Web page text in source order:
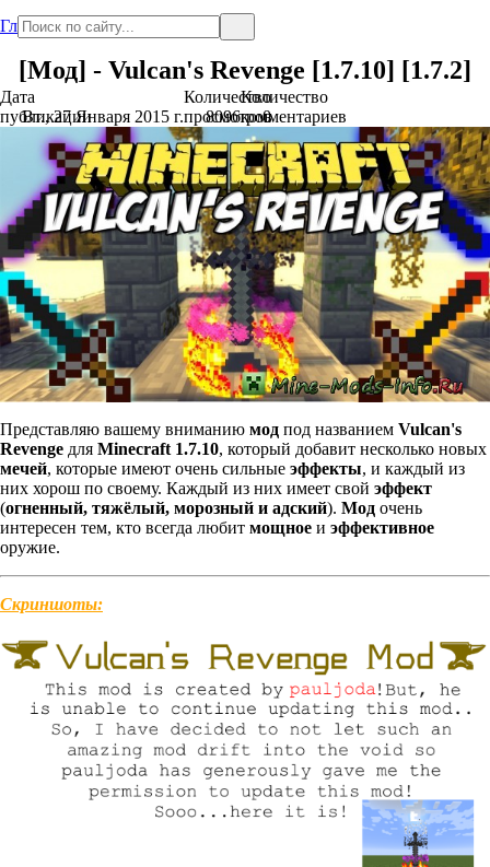
Главная
[Мод] - Vulcan's Revenge [1.7.10] [1.7.2]
Дата
публикации
Вт., 27 Января 2015 г.
Количество
просмотров
8096
Количество
комментариев
0
Представляю вашему вниманию мод под названием Vulcan's
Revenge для Minecraft 1.7.10, который добавит несколько новых
мечей, которые имеют очень сильные эффекты, и каждый из
них хорош по своему. Каждый из них имеет свой эффект
(огненный, тяжёлый, морозный и адский). Мод очень
интересен тем, кто всегда любит мощное и эффективное
оружие.
Скриншоты: